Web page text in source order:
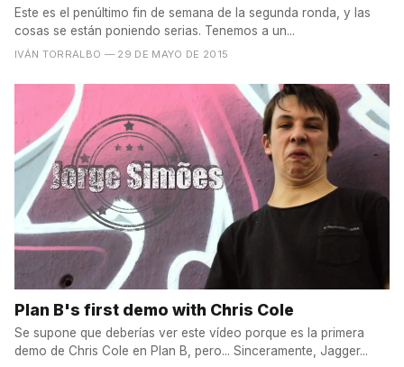
Este es el penúltimo fin de semana de la segunda ronda, y las
cosas se están poniendo serias. Tenemos a un...
IVÁN TORRALBO — 29 DE MAYO DE 2015
Plan B's first demo with Chris Cole
Se supone que deberías ver este vídeo porque es la primera
demo de Chris Cole en Plan B, pero... Sinceramente, Jagger...